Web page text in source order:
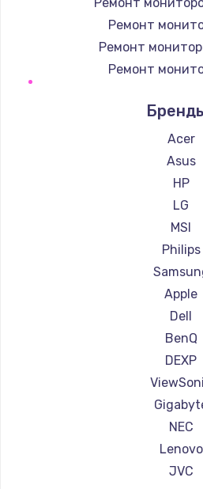
Ремонт
Ремонт
Ремонт
Ремонт
Ремонт мониторов
Ремонт
Ремонт
Ремонт
Ремонт
Ремонт
Ремонт
Ремонт
Ремонт
Acer
Asus
HP
LG
MSI
Philips
Apple
Dell
BenQ
DEXP
NEC
Lenovo
JVC